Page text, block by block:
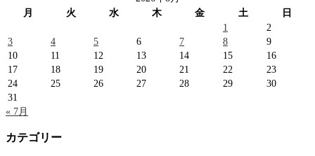
月
火 水 木 金 土
日
1
2
3
4 5 6 7 8
9
10
11 12 13 14 15
16
17
18 19 20 21 22
23
24
25 26 27 28 29
30
31
« 7月
カテゴリー